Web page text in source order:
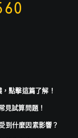
點擊這篇了解！
見試算問題！
到什麼因素影響？